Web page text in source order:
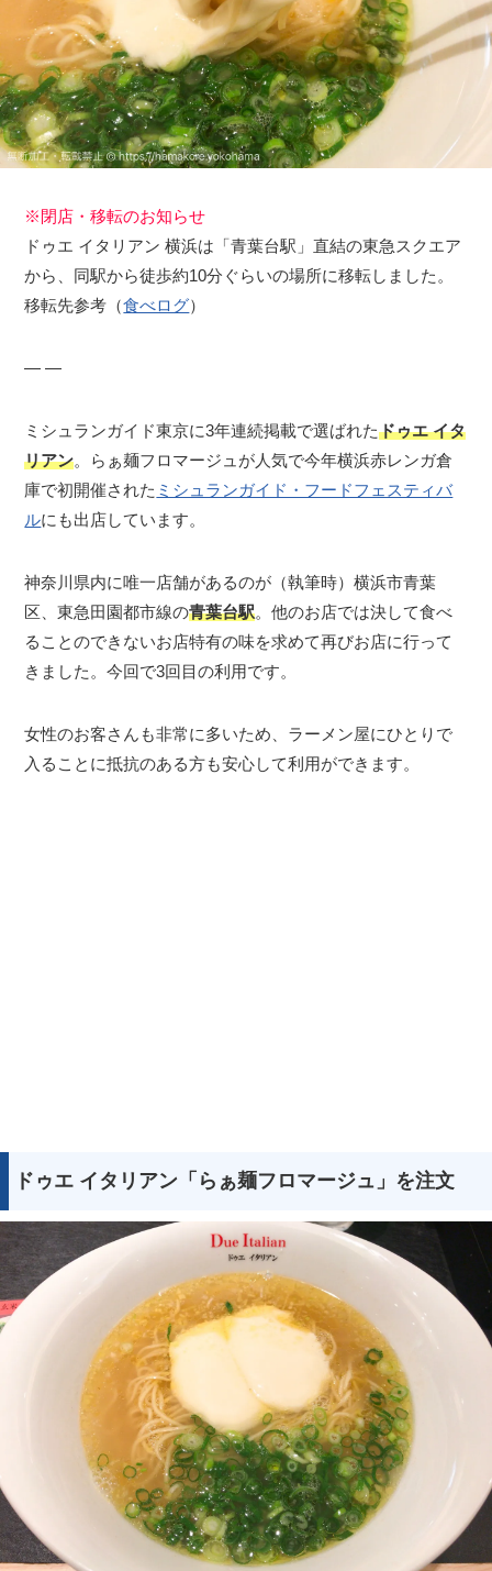
※閉店・移転のお知らせ
ドゥエ イタリアン 横浜は「青葉台駅」直結の東急スクエア
から、同駅から徒歩約10分ぐらいの場所に移転しました。
移転先参考（食べログ）
― ―
ミシュランガイド東京に3年連続掲載で選ばれたドゥエ イタ
リアン。らぁ麺フロマージュが人気で今年横浜赤レンガ倉
庫で初開催された ミシュランガイド・フードフェスティバ
ルにも出店しています。
神奈川県内に唯一店舗があるのが（執筆時）横浜市青葉
区、東急田園都市線の青葉台駅。他のお店では決して食べ
ることのできないお店特有の味を求めて再びお店に行って
きました。今回で3回目の利用です。
女性のお客さんも非常に多いため、ラーメン屋にひとりで
入ることに抵抗のある方も安心して利用ができます。
ドゥエ イタリアン「らぁ麺フロマージュ」を注文